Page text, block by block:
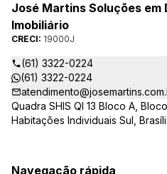
José Martins Soluções em
Imobiliário
CRECI: 19000J
(61) 3322-0224
(61) 3322-0224
Quadra SHIS QI 13 Bloco A,
Habitações Individuais Sul,
Navegação rápida